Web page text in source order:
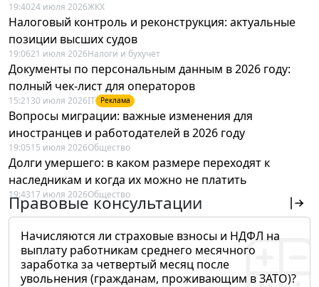
19:4024 июля 2026ЖКХ
Налоговый контроль и реконструкция: актуальные
позиции высших судов
19:0621 июля 2026Налоги и бухучет
Документы по персональным данным в 2026 году:
полный чек-лист для операторов
15:21 30 июля 2026IT Реклама
Вопросы миграции: важные изменения для
иностранцев и работодателей в 2026 году
19:0515 июля 2026Общество
Долги умершего: в каком размере переходят к
наследникам и когда их можно не платить
19:4317 июля 2026Общество
Правовые консультации
Начисляются ли страховые взносы и НДФЛ на
выплату работникам среднего месячного
заработка за четвертый месяц после
увольнения (гражданам, проживающим в ЗАТО)?